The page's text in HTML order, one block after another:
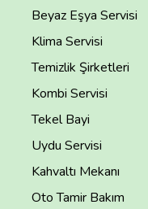
Beyaz Eşya Servisi
Klima Servisi
Temizlik Şirketleri
Kombi Servisi
Tekel Bayi
Uydu Servisi
Kahvaltı Mekanı
Oto Tamir Bakım